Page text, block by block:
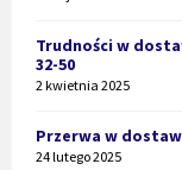
Trudności w
32-50
2 kwietnia 2025
Przerwa w
24 lutego 2025